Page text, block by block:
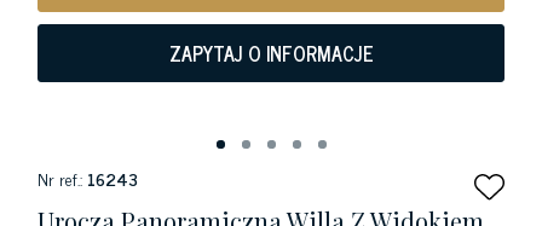
ZAPYTAJ O INFORMACJE
Nr ref.: 16243